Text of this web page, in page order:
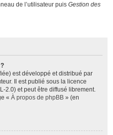
de l’utilisateur puis Gestion des
est développé et distribué par
Il est publié sous la licence
2.0) et peut être diffusé librement.
« À propos de phpBB » (en